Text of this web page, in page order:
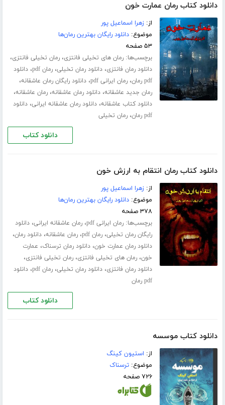
دانلود کتاب رمان عمارت خون
از:زهرا اسماعیل پور
موضوع:دانلود رایگان بهترین رمان‌ها
۵۳ صفحه
برچسب‌ها:رمان های تخیلی فانتزی،رمان تخیلی فانتزی،
دانلود رمان فانتزی،دانلود رمان تخیلی،رمان pdf ،دانلود
pdf رمان
،رمان ایرانی pdf ،دانلود رایگان رمان عاشقانه،
رمان جدید عاشقانه،دانلود رمان عاشقانه،رمان عاشقانه،
دانلود کتاب عاشقانه،دانلود رمان عاشقانه ایرانی،دانلود
pdf رمان
،رمان تخیلی
دانلود کتاب
دانلود کتاب رمان انتقام به ارزش خون
از:زهرا اسماعیل پور
موضوع:دانلود رایگان بهترین رمان‌ها
۳۷۸ صفحه
برچسب‌ها:رمان ایرانی pdf ،رمان عاشقانه ایرانی،دانلود
رایگان رمان تخیلی،رمان pdf ،رمان عاشقانه،دانلود رمان،
دانلود رمان عمارت خون،دانلود رمان ترسناک، عمارت
خون،رمان های تخیلی فانتزی،رمان تخیلی فانتزی،
دانلود رمان فانتزی،دانلود رمان تخیلی،رمان pdf ،دانلود
pdf رمان
دانلود کتاب
دانلود کتاب موسسه
از: استیون کینگ
موضوع:ترسناک
۷۲۶ صفحه